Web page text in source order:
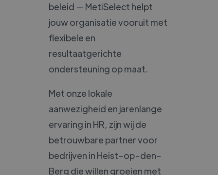
beleid — MetiSelect helpt
jouw organisatie vooruit met
flexibele en
resultaatgerichte
ondersteuning op maat.
Met onze lokale
aanwezigheid en jarenlange
ervaring in HR, zijn wij de
betrouwbare partner voor
bedrijven in Heist-op-den-
Berg die willen groeien met